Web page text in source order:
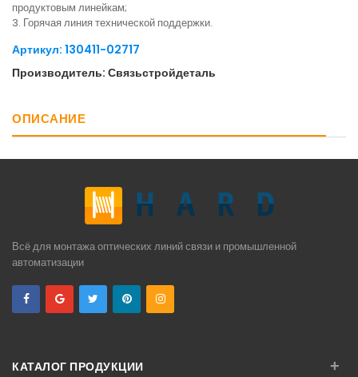
продуктовым линейкам;
3. Горячая линия технической поддержки.
Артикул: 130411-02717
Производитель: Связьстройдеталь
ОПИСАНИЕ
Всё для монтажа оптических линий связи и промышленной
автоматизации
КАТАЛОГ ПРОДУКЦИИ +